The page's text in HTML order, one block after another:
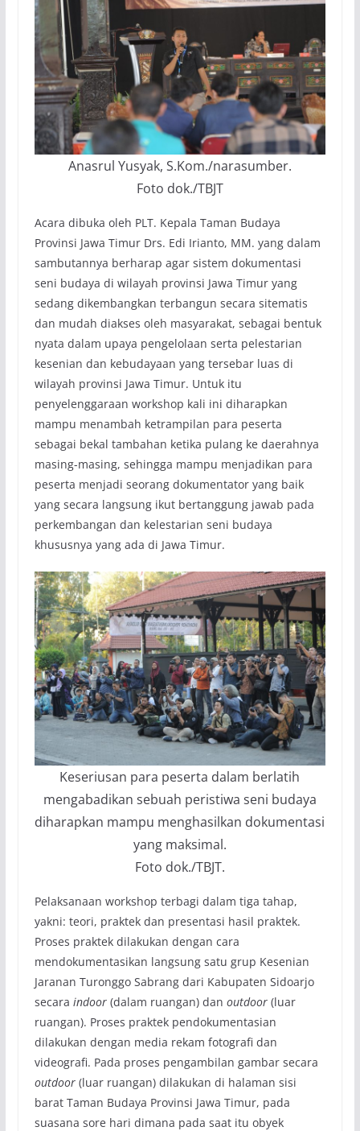
Anasrul Yusyak, S.Kom./narasumber.
Foto dok./TBJT
Acara dibuka oleh PLT. Kepala Taman Budaya
Provinsi Jawa Timur Drs. Edi Irianto, MM. yang dalam
sambutannya berharap agar sistem dokumentasi
seni budaya di wilayah provinsi Jawa Timur yang
sedang dikembangkan terbangun secara sitematis
dan mudah diakses oleh masyarakat, sebagai bentuk
nyata dalam upaya pengelolaan serta pelestarian
kesenian dan kebudayaan yang tersebar luas di
wilayah provinsi Jawa Timur. Untuk itu
penyelenggaraan workshop kali ini diharapkan
mampu menambah ketrampilan para peserta
sebagai bekal tambahan ketika pulang ke daerahnya
masing-masing, sehingga mampu menjadikan para
peserta menjadi seorang dokumentator yang baik
yang secara langsung ikut bertanggung jawab pada
perkembangan dan kelestarian seni budaya
khususnya yang ada di Jawa Timur.
Keseriusan para peserta dalam berlatih
mengabadikan sebuah peristiwa seni budaya
diharapkan mampu menghasilkan dokumentasi
yang maksimal.
Foto dok./TBJT.
Pelaksanaan workshop terbagi dalam tiga tahap,
yakni: teori, praktek dan presentasi hasil praktek.
Proses praktek dilakukan dengan cara
mendokumentasikan langsung satu grup Kesenian
Jaranan Turonggo Sabrang dari Kabupaten Sidoarjo
secara indoor(dalam ruangan) dan outdoor(luar
ruangan). Proses praktek pendokumentasian
dilakukan dengan media rekam fotografi dan
videografi. Pada proses pengambilan gambar secara
outdoor(luar ruangan) dilakukan di halaman sisi
barat Taman Budaya Provinsi Jawa Timur, pada
suasana sore hari dimana pada saat itu obyek